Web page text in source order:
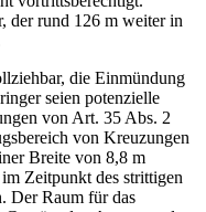
der rund 126 m weiter in
die Einmündung
seien potenzielle
von Art. 35 Abs. 2
von Kreuzungen
Breite von 8,8 m
Zeitpunkt des strittigen
Der Raum für das